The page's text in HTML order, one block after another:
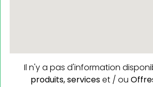
Il n'y a pas d'information
produits,serviceset / ou